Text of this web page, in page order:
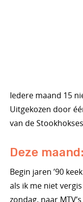
Iedere maand 15
Uitgekozen door
van de
Deze
Begin jaren ’90
als ik me niet
zondag, naar